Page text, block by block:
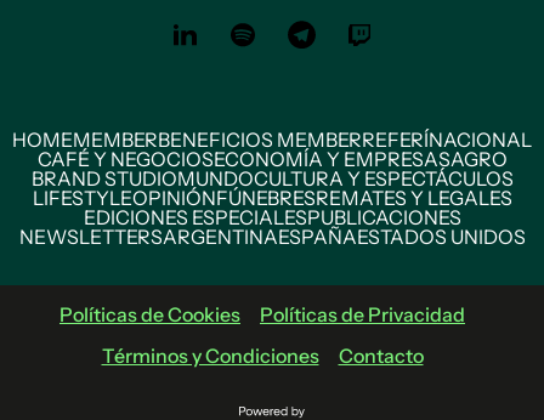
HOMEMEMBERBENEFICIOS MEMBERREFERÍNACIONAL
CAFÉ Y NEGOCIOSECONOMÍA Y EMPRESASAGRO
BRAND STUDIOMUNDOCULTURA Y ESPECTÁCULOS
LIFESTYLEOPINIÓNFÚNEBRESREMATES Y LEGALES
EDICIONES ESPECIALESPUBLICACIONES
NEWSLETTERSARGENTINAESPAÑAESTADOS UNIDOS
Políticas de Cookies
Políticas de Privacidad
Términos y Condiciones
Contacto